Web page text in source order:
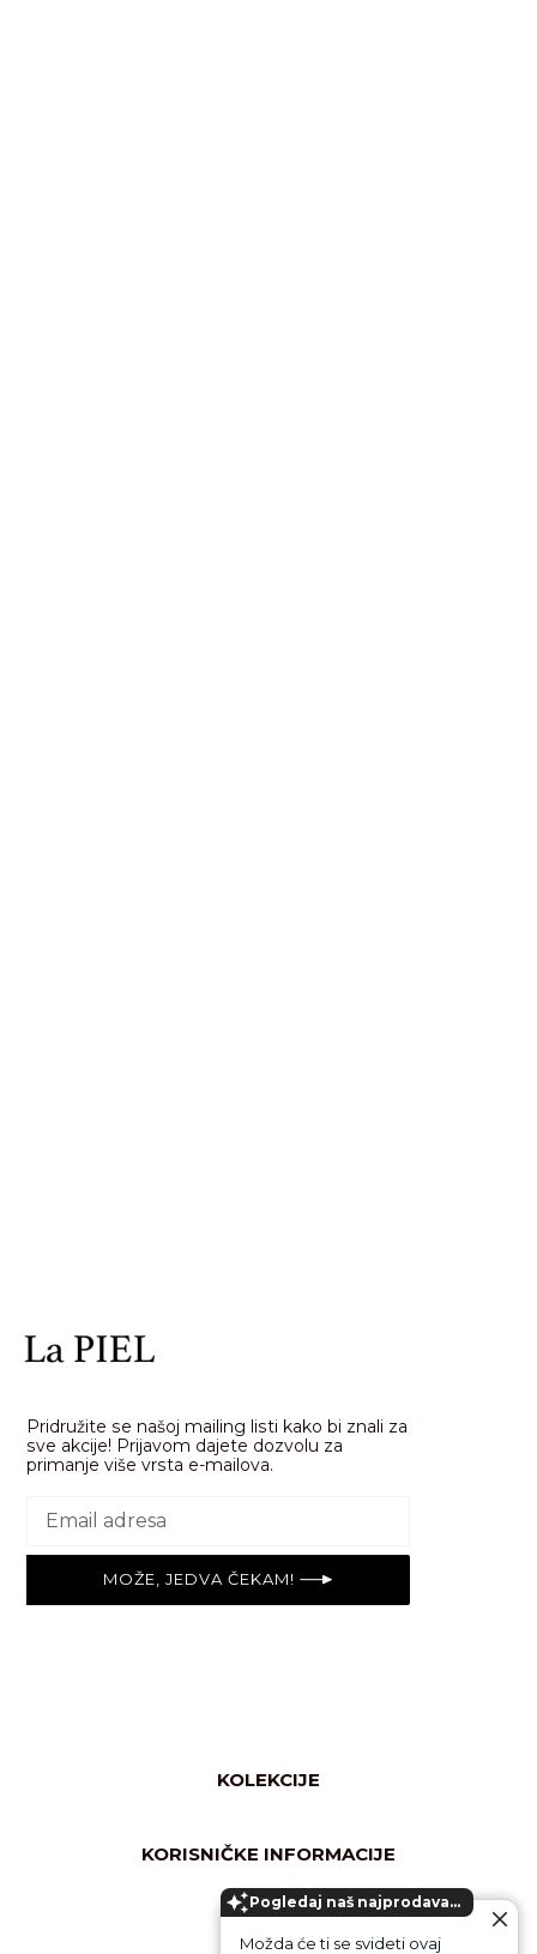
Pogledaj naš najprodavaniji proizvod!
Možda će ti se svideti ovaj
Pridružite se našoj mailing listi kako bi znali za
sve akcije! Prijavom dajete dozvolu za
primanje više vrsta e-mailova.
MOŽE, JEDVA ČEKAM!
KOLEKCIJE
Nega lica
Shimmer/glow
KORISNIČKE INFORMACIJE
Česta pitanja